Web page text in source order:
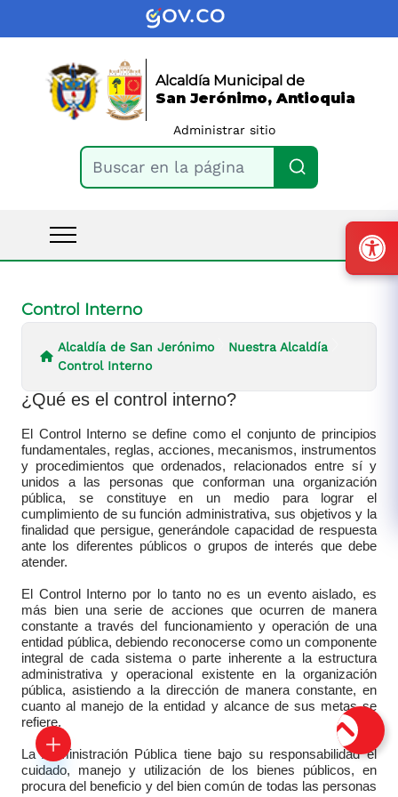
Alcaldía Municipal de
San Jerónimo, Antioquia
Administrar sitio
Buscar en la página
Control Interno
Alcaldía de San Jerónimo
Nuestra Alcaldía
Control Interno
¿Qué es el control interno?
El Control Interno se define como el conjunto de principios
fundamentales, reglas, acciones, mecanismos, instrumentos
y procedimientos que ordenados, relacionados entre sí y
unidos a las personas que conforman una organización
pública, se constituye en un medio para lograr el
cumplimiento de su función administrativa, sus objetivos y la
finalidad que persigue, generándole capacidad de respuesta
ante los diferentes públicos o grupos de interés que debe
atender.
El Control Interno por lo tanto no es un evento aislado, es
más bien una serie de acciones que ocurren de manera
constante a través del funcionamiento y operación de una
entidad pública, debiendo reconocerse como un componente
integral de cada sistema o parte inherente a la estructura
administrativa y operacional existente en la organización
pública, asistiendo a la dirección de manera constante, en
cuanto al manejo de la entidad y alcance de sus metas se
refiere.
La Administración Pública tiene bajo su responsabilidad el
cuidado, manejo y utilización de los bienes públicos, en
procura del beneficio y del bien común de todas las personas